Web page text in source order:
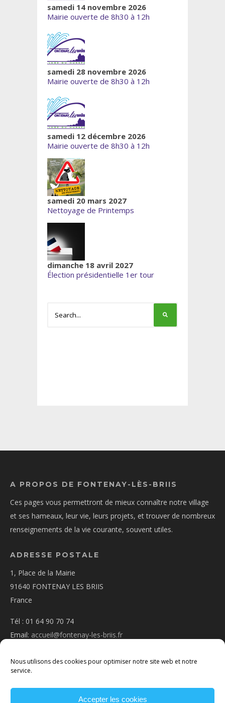
Nous utilisons des cookies pour optimiser notre site web et notre
service.
Accepter les cookies
samedi 14 novembre 2026
Mairie ouverte de 8h30 à 12h
samedi 28 novembre 2026
Mairie ouverte de 8h30 à 12h
samedi 12 décembre 2026
Mairie ouverte de 8h30 à 12h
samedi 20 mars 2027
Nettoyage de Printemps
dimanche 18 avril 2027
Élection présidentielle 1er tour
A PROPOS DE FONTENAY-LÈS-BRIIS
Ces pages vous permettront de mieux connaître notre village
et ses hameaux, leur vie, leurs projets, et trouver de nombreux
renseignements de la vie courante, souvent utiles.
ADRESSE POSTALE
1, Place de la Mairie
91640 FONTENAY LES BRIIS
France
Tél : 01 64 90 70 74
Email: accueil@fontenay-les-briis.fr
NOUS CONTACTER